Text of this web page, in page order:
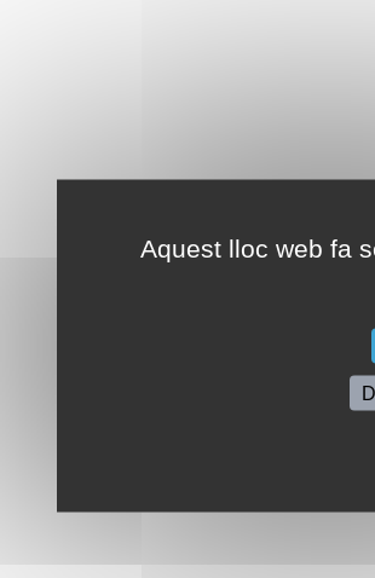
Aquest lloc web fa